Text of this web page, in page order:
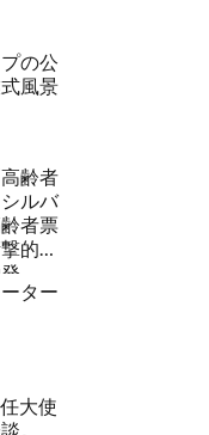
の公
風景
齢者
ルバ
者票
的す
ター
大使
。